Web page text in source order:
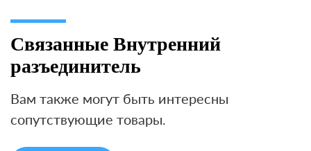
Связанные Внутренний
разъединитель
Вам также могут быть интересны
сопутствующие товары.